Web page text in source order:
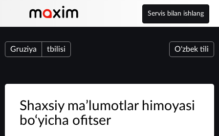
Servis bilan ishlang
Gruziya tbilisi O'zbek tili
Shaxsiy ma’lumotlar himoyasi
bo‘yicha ofitser